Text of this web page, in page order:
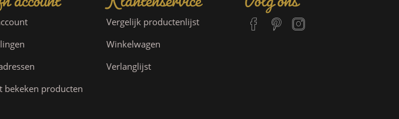
bekeken producten
Vergelijk productenlijst
Winkelwagen
Verlanglijst